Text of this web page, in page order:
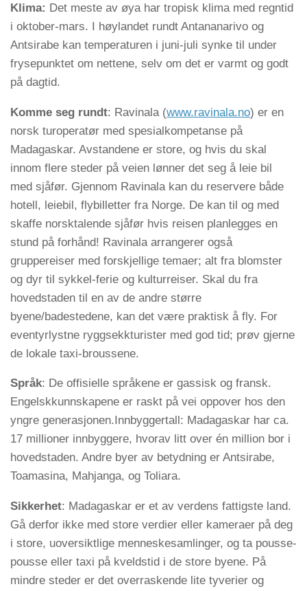
Klima: Det meste av øya har tropisk klima med regntid
i oktober-mars. I høylandet rundt Antananarivo og
Antsirabe kan temperaturen i juni-juli synke til under
frysepunktet om nettene, selv om det er varmt og godt
på dagtid.
Komme seg rundt: Ravinala (www.ravinala.no) er en
norsk turoperatør med spesialkompetanse på
Madagaskar. Avstandene er store, og hvis du skal
innom flere steder på veien lønner det seg å leie bil
med sjåfør. Gjennom Ravinala kan du reservere både
hotell, leiebil, flybilletter fra Norge. De kan til og med
skaffe norsktalende sjåfør hvis reisen planlegges en
stund på forhånd! Ravinala arrangerer også
gruppereiser med forskjellige temaer; alt fra blomster
og dyr til sykkel-ferie og kulturreiser. Skal du fra
hovedstaden til en av de andre større
byene/badestedene, kan det være praktisk å fly. For
eventyrlystne ryggsekkturister med god tid; prøv gjerne
de lokale taxi-broussene.
Språk: De offisielle språkene er gassisk og fransk.
Engelskkunnskapene er raskt på vei oppover hos den
yngre generasjonen.Innbyggertall: Madagaskar har ca.
17 millioner innbyggere, hvorav litt over én million bor i
hovedstaden. Andre byer av betydning er Antsirabe,
Toamasina, Mahjanga, og Toliara.
Sikkerhet: Madagaskar er et av verdens fattigste land.
Gå derfor ikke med store verdier eller kameraer på deg
i store, uoversiktlige menneskesamlinger, og ta pousse-
pousse eller taxi på kveldstid i de store byene. På
mindre steder er det overraskende lite tyverier og